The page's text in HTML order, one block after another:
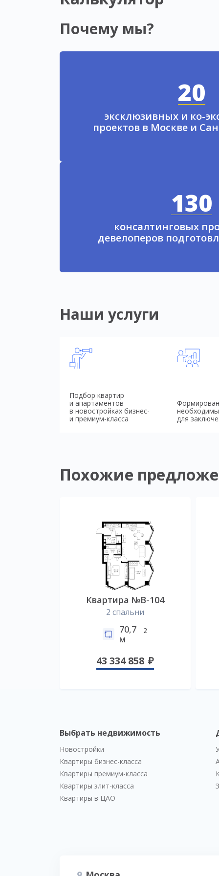
Почему мы?
20
эксклюзивных и ко-
проектов в Москве и
130
консалтинговых
девелоперов
Наши услуги
Подбор квартир
и апартаментов
в новостройках бизнес-
и премиум-класса
для
Похожие
Квартира №B-104
2 спальни
70,7
м
2
43 334 858
Выбрать недвижимость
Новостройки
Квартиры бизнес-класса
Квартиры премиум-класса
Квартиры элит-класса
Квартиры в ЦАО